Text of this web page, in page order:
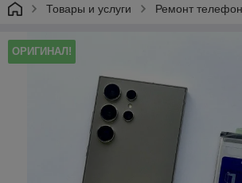
Товары и услуги Ремонт
ОРИГИНАЛ!